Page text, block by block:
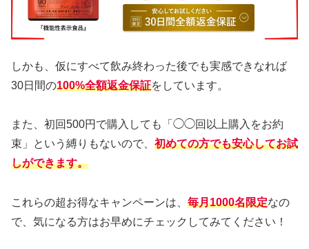
しかも、仮にすべて飲み終わった後でも実感できなれば
30日間の100%全額返金保証をしています。
また、初回500円で購入しても「◯◯回以上購入をお約
束」という縛りもないので、 初めての方でも安心してお試
しができます。
これらの超お得なキャンペーンは、 毎月1000名限定なの
で、気になる方はお早めにチェックしてみてください！